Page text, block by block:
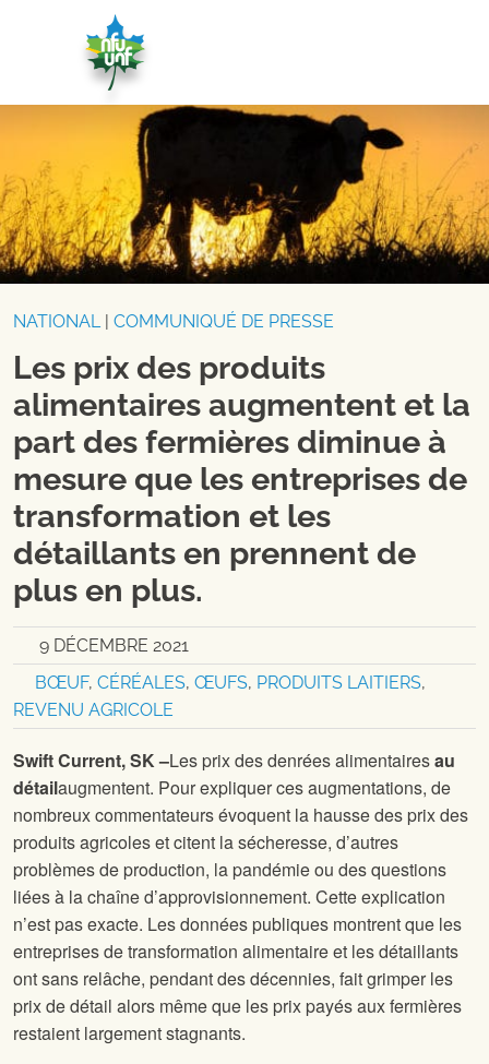
Aller au contenu
NATIONAL| COMMUNIQUÉ DE PRESSE
Les prix des produits
alimentaires augmentent et la
part des fermières diminue à
mesure que les entreprises de
transformation et les
détaillants en prennent de
plus en plus.
9 DÉCEMBRE 2021
BŒUF, CÉRÉALES, ŒUFS, PRODUITS LAITIERS,
REVENU AGRICOLE
Swift Current, SK –Les prix des denrées alimentairesau
détailaugmentent. Pour expliquer ces augmentations, de
nombreux commentateurs évoquent la hausse des prix des
produits agricoles et citent la sécheresse, d’autres
problèmes de production, la pandémie ou des questions
liées à la chaîne d’approvisionnement. Cette explication
n’est pas exacte. Les données publiques montrent que les
entreprises de transformation alimentaire et les détaillants
ont sans relâche, pendant des décennies, fait grimper les
prix de détail alors même que les prix payés aux fermières
restaient largement stagnants.